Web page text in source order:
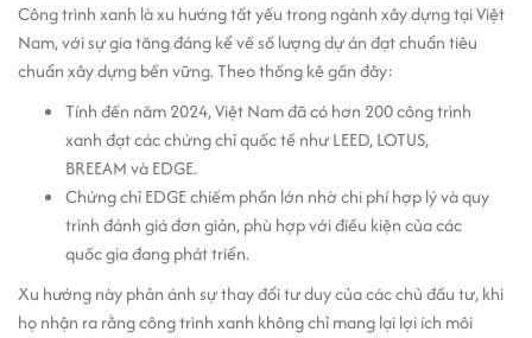
Công trình xanh là xu hướng tất yếu trong ngành xây dựng tại Việt
Nam, với sự gia tăng đáng kể về số lượng dự án đạt chuẩn tiêu
chuẩn xây dựng bền vững. Theo thống kê gần đây:
Tính đến năm 2024, Việt Nam đã có hơn 200 công trình
xanh đạt các chứng chỉ quốc tế như LEED, LOTUS,
BREEAM và EDGE.
Chứng chỉ EDGE chiếm phần lớn nhờ chi phí hợp lý và quy
trình đánh giá đơn giản, phù hợp với điều kiện của các
quốc gia đang phát triển.
Xu hướng này phản ánh sự thay đổi tư duy của các chủ đầu tư, khi
họ nhận ra rằng công trình xanh không chỉ mang lại lợi ích môi